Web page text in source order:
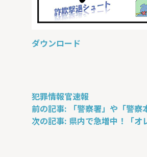
ダウンロード
犯罪情報官速報
投
稿
前の記事:
「警察署」や「警
次の記事: 県内で急増中！「オ